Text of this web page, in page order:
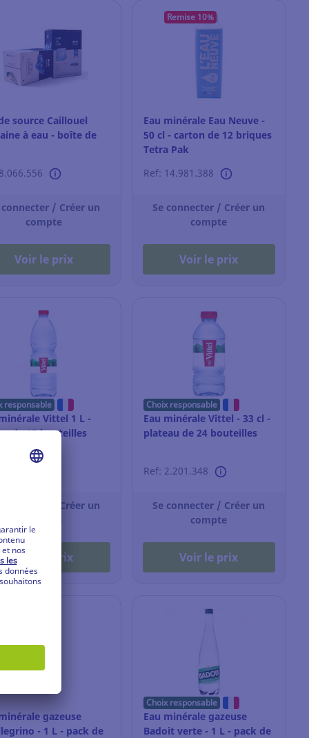
source Caillouel
à eau - boîte de
connecter / Créer un
compte
Voir le prix
Remise 10%
Eau minérale Eau Neuve -
50 cl - carton de 12 briques
Tetra Pak
Ref: 14.981.388
Se connecter / Créer un
compte
Voir le prix
responsable
Vittel 1 L -
de 15 bouteilles
connecter / Créer un
compte
Voir le prix
Choix responsable
Eau minérale Vittel - 33 cl -
plateau de 24 bouteilles
Ref: 2.201.348
Se connecter / Créer un
compte
Voir le prix
gazeuse
- 1 L - pack de
Choix responsable
Eau minérale gazeuse
Badoit verte - 1 L - pack de